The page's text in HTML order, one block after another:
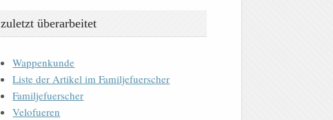
zuletzt überarbeitet
Wappenkunde
Liste der Artikel im Familjefuerscher
Familjefuerscher
Velofueren